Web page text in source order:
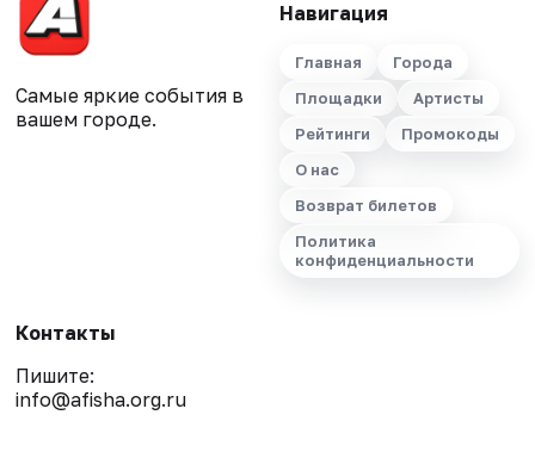
Самые яркие события в
вашем городе.
Навигация
Главная
Города
Площадки
Артисты
Рейтинги
Промокоды
О нас
Возврат билетов
Политика
конфиденциальности
Контакты
Пишите:
info@afisha.org.ru